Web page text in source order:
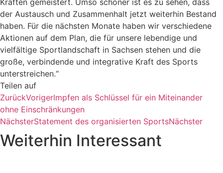
Kräften gemeistert. Umso schöner ist es zu sehen, dass
der Austausch und Zusammenhalt jetzt weiterhin Bestand
haben. Für die nächsten Monate haben wir verschiedene
Aktionen auf dem Plan, die für unsere lebendige und
vielfältige Sportlandschaft in Sachsen stehen und die
große, verbindende und integrative Kraft des Sports
unterstreichen.“
Teilen auf
ZurückVorigerImpfen als Schlüssel für ein Miteinander
ohne Einschränkungen
NächsterStatement des organisierten SportsNächster
Weiterhin Interessant